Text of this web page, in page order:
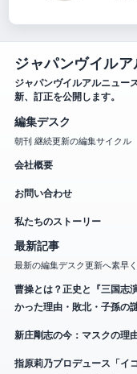
ジャパンヴイル
ジャパンヴイルアルニュー
新、訂正を公開します。
編集デスク
朝刊 継続更新の編集サイクル
会社概要
お問い合わせ
私たちのストーリー
最新記事
最新の編集デスク更新へ素早く
曹操とは？正史と『三国志
かった理由・敗北・子孫の
新庄剛志の今：マスクの理
指原莉乃プロデュース「イ